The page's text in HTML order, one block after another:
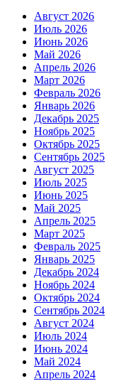
Август 2026
Июль 2026
Июнь 2026
Май 2026
Апрель 2026
Март 2026
Февраль 2026
Январь 2026
Декабрь 2025
Ноябрь 2025
Октябрь 2025
Сентябрь 2025
Август 2025
Июль 2025
Июнь 2025
Май 2025
Апрель 2025
Март 2025
Февраль 2025
Январь 2025
Декабрь 2024
Ноябрь 2024
Октябрь 2024
Сентябрь 2024
Август 2024
Июль 2024
Июнь 2024
Май 2024
Апрель 2024